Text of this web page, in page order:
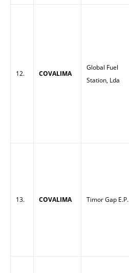
12. COVALIMA
Global Fuel
Station, Lda
13. COVALIMA Timor Gap E.P.